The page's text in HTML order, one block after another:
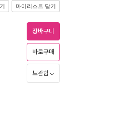
마이리스트 담기
장바구니
바로구매
보관함